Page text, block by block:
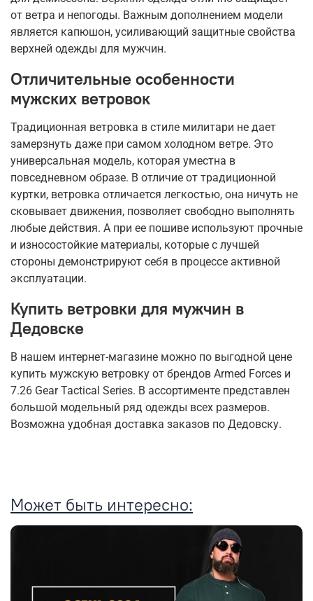
от ветра и непогоды. Важным дополнением модели
является капюшон, усиливающий защитные свойства
верхней одежды для мужчин.
Отличительные особенности
мужских ветровок
Традиционная ветровка в стиле милитари не дает
замерзнуть даже при самом холодном ветре. Это
универсальная модель, которая уместна в
повседневном образе. В отличие от традиционной
куртки, ветровка отличается легкостью, она ничуть не
сковывает движения, позволяет свободно выполнять
любые действия. А при ее пошиве используют прочные
и износостойкие материалы, которые с лучшей
стороны демонстрируют себя в процессе активной
эксплуатации.
Купить ветровки для мужчин в
Дедовске
В нашем интернет-магазине можно по выгодной цене
купить мужскую ветровку от брендов Armed Forces и
7.26 Gear Tactical Series. В ассортименте представлен
большой модельный ряд одежды всех размеров.
Возможна удобная доставка заказов по Дедовску.
Может быть интересно: